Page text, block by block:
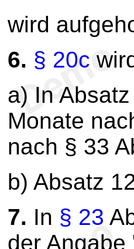
wird
6. § 20c
a) In
Monate
nach § 33
b) Absatz
7. In § 23
der